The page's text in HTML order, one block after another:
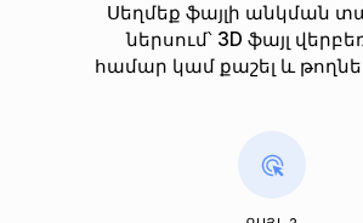
Սեղմեք ֆայլի անկման
ներսում՝ 3D ֆայլ
համար կամ քաշել և թողնել